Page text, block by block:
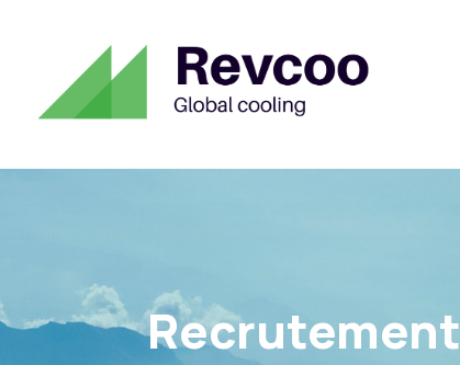
Recrutement